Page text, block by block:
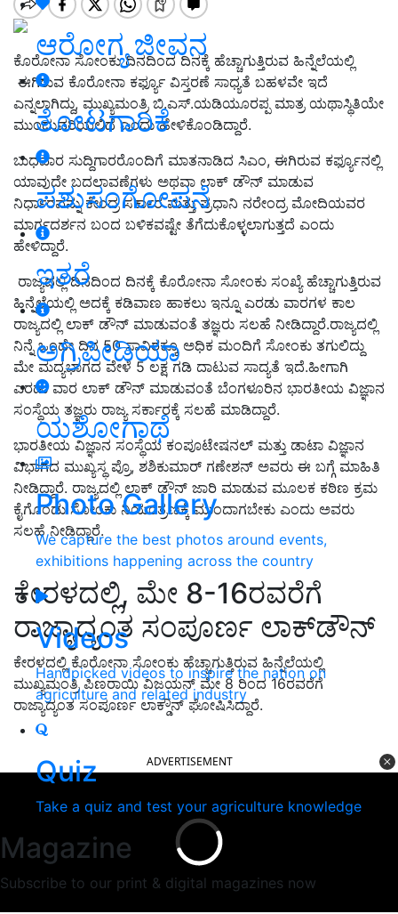
ಆರೋಗ್ಯ ಜೀವನ
ತೋಟಗಾರಿಕೆ
ಪಶುಸಂಗೋಪನೆ
ಇತರೆ
ಅಗ್ರಿಪೀಡಿಯಾ
ಯಶೋಗಾಥೆ
Photo Gallery
We capture the best photos around events,
exhibitions happening across the country
Videos
Handpicked videos to inspire the nation on
agriculture and related industry
Quiz
Take a quiz and test your agriculture knowledge
Magazine
Subscribe to our print & digital magazines now
ಕೊರೋನಾ ಸೋಂಕು ದಿನದಿಂದ ದಿನಕ್ಕೆ ಹೆಚ್ಚಾಗುತ್ತಿರುವ ಹಿನ್ನೆಲೆಯಲ್ಲಿ
ಈಗಿರುವ ಕೊರೋನಾ ಕರ್ಫ್ಯೂ ವಿಸ್ತರಣೆ ಸಾಧ್ಯತೆ ಬಹಳವೇ ಇದೆ
ಎನ್ನಲಾಗಿದ್ದು, ಮುಖ್ಯಮಂತ್ರಿ ಬಿ.ಎಸ್.ಯಡಿಯೂರಪ್ಪ ಮಾತ್ರ ಯಥಾಸ್ಥಿತಿಯೇ
ಮುಂದುವರಿಯಲಿದೆ ಎಂದು ಹೇಳಿಕೊಂಡಿದ್ದಾರೆ.
ಬುಧವಾರ ಸುದ್ದಿಗಾರರೊಂದಿಗೆ ಮಾತನಾಡಿದ ಸಿಎಂ, ಈಗಿರುವ ಕರ್ಫ್ಯೂನಲ್ಲಿ
ಯಾವುದೇ ಬದಲಾವಣೆಗಳು ಅಥವಾ ಲಾಕ್ ಡೌನ್ ಮಾಡುವ
ನಿರ್ಧಾರವನ್ನು ಕೇಂದ್ರ ಸರ್ಕಾರ ಮತ್ತು ಪ್ರಧಾನಿ ನರೇಂದ್ರ ಮೋದಿಯವರ
ಮಾರ್ಗದರ್ಶನ ಬಂದ ಬಳಿಕವಷ್ಟೇ ತೆಗೆದುಕೊಳ್ಳಲಾಗುತ್ತದೆ ಎಂದು
ಹೇಳಿದ್ದಾರೆ.
ರಾಜ್ಯದಲ್ಲಿ ದಿನದಿಂದ ದಿನಕ್ಕೆ ಕೊರೋನಾ ಸೋಂಕು ಸಂಖ್ಯೆ ಹೆಚ್ಚಾಗುತ್ತಿರುವ
ಹಿನ್ನೆಲೆಯಲ್ಲಿ ಅದಕ್ಕೆ ಕಡಿವಾಣ ಹಾಕಲು ಇನ್ನೂ ಎರಡು ವಾರಗಳ ಕಾಲ
ರಾಜ್ಯದಲ್ಲಿ ಲಾಕ್ ಡೌನ್ ಮಾಡುವಂತೆ ತಜ್ಞರು ಸಲಹೆ ನೀಡಿದ್ದಾರೆ.ರಾಜ್ಯದಲ್ಲಿ
ನಿನ್ನೆ ಒಂದೇ ದಿನ 50 ಸಾವಿರಕ್ಕೂ ಅಧಿಕ ಮಂದಿಗೆ ಸೋಂಕು ತಗುಲಿದ್ದು
ಮೇ ಮದ್ಯಭಾಗದ ವೇಳೆ 5 ಲಕ್ಷ ಗಡಿ ದಾಟುವ ಸಾದ್ಯತೆ ಇದೆ.ಹೀಗಾಗಿ
ಎರಡು ವಾರ ಲಾಕ್ ಡೌನ್ ಮಾಡುವಂತೆ ಬೆಂಗಳೂರಿನ ಭಾರತೀಯ ವಿಜ್ಞಾನ
ಸಂಸ್ಥೆಯ ತಜ್ಞರು ರಾಜ್ಯ ಸರ್ಕಾರಕ್ಕೆ ಸಲಹೆ ಮಾಡಿದ್ದಾರೆ.
ಭಾರತೀಯ ವಿಜ್ಞಾನ ಸಂಸ್ಥೆಯ ಕಂಪೂಟೇಷನಲ್ ಮತ್ತು ಡಾಟಾ ವಿಜ್ಞಾನ
ವಿಭಾಗದ ಮುಖ್ಯಸ್ಥ ಪ್ರೊ, ಶಶಿಕುಮಾರ್ ಗಣೇಶನ್ ಅವರು ಈ ಬಗ್ಗೆ ಮಾಹಿತಿ
ನೀಡಿದ್ದಾರೆ. ರಾಜ್ಯದಲ್ಲಿ ಲಾಕ್ ಡೌನ್ ಜಾರಿ ಮಾಡುವ ಮೂಲಕ ಕಠಿಣ ಕ್ರಮ
ಕೈಗೊಂಡು ಸೋಂಕು ನಿಯಂತ್ರಣಕ್ಕೆ ಮುಂದಾಗಬೇಕು ಎಂದು ಅವರು
ಸಲಹೆ ನೀಡಿದ್ದಾರೆ.
ಕೇರಳದಲ್ಲಿ, ಮೇ 8-16ರವರೆಗೆ
ರಾಜ್ಯಾದ್ಯಂತ ಸಂಪೂರ್ಣ ಲಾಕ್‌ಡೌನ್‌
ಕೇರಳದಲ್ಲಿ ಕೊರೋನಾ ಸೋಂಕು ಹೆಚ್ಚಾಗುತ್ತಿರುವ ಹಿನ್ನೆಲೆಯಲ್ಲಿ
ಮುಖ್ಯಮಂತ್ರಿ ಪಿಣರಾಯಿ ವಿಜಯನ್‌ ಮೇ 8 ರಿಂದ 16ರವರೆಗೆ
ರಾಜ್ಯಾದ್ಯಂತ ಸಂಪೂರ್ಣ ಲಾಕ್ಡೌನ್ ಘೋಷಿಸಿದ್ದಾರೆ.
ADVERTISEMENT